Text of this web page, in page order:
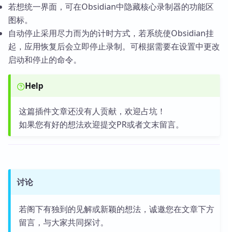
若想统一界面，可在Obsidian中隐藏核心录制器的功能区
图标。
自动停止采用尽力而为的计时方式，若系统使Obsidian挂
起，应用恢复后会立即停止录制。可根据需要在设置中更改
启动和停止的命令。
Help
这篇插件文章还没有人贡献，欢迎占坑！
如果您有好的想法欢迎提交PR或者文末留言。
讨论
若阁下有独到的见解或新颖的想法，诚邀您在文章下方
留言，与大家共同探讨。